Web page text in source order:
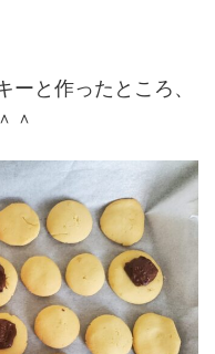
と作ったところ、
＾